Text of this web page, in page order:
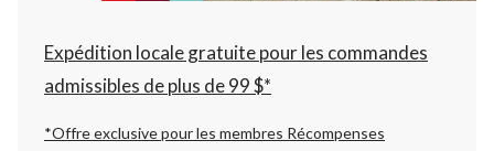
Expédition locale gratuite pour les commandes
admissibles de plus de 99 $*
*Offre exclusive pour les membres Récompenses